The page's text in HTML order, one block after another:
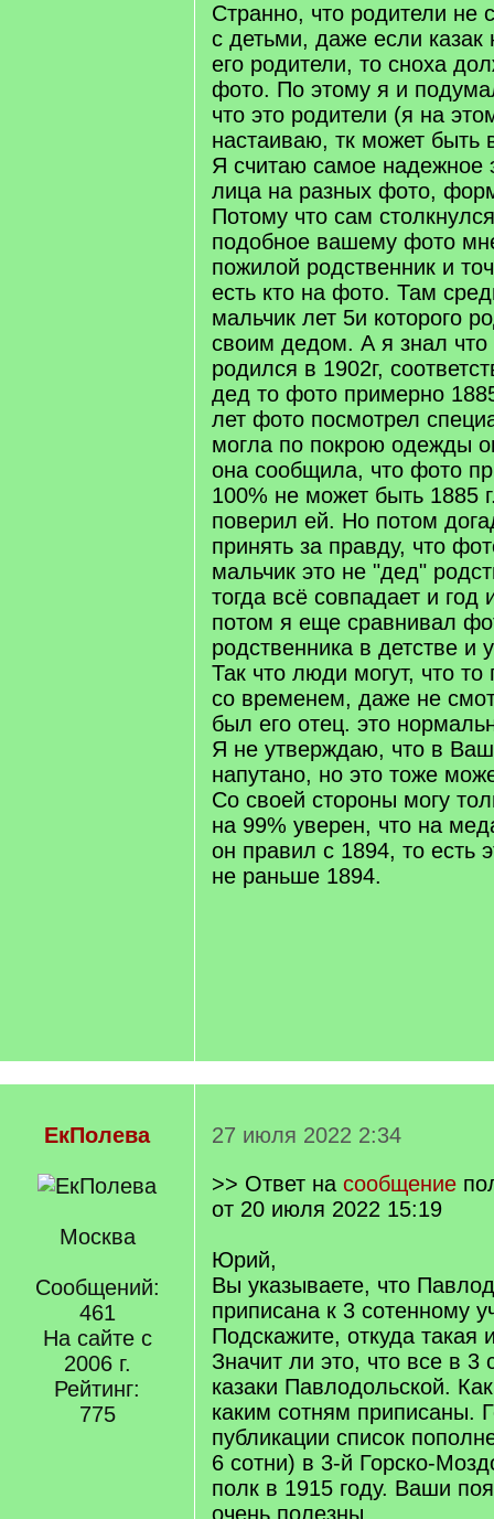
Странно, что родители не
с детьми, даже если казак
его родители, то сноха
фото. По этому я и
что это родители (я на
настаиваю, тк может быть
Я считаю самое надежное
лица на разных фото,
Потому что сам
подобное вашему фото
пожилой родственник и
есть кто на фото. Там
мальчик лет 5и которого
своим дедом. А я знал что
родился в 1902г,
дед то фото примерно
лет фото посмотрел
могла по покрою одежды
она сообщила, что фото
100% не может быть 1885
поверил ей. Но потом
принять за правду, что
мальчик это не "дед"
тогда всё совпадает и
потом я еще сравнивал
родственника в детстве и
Так что люди могут, что то
со временем, даже не
был его отец. это
Я не утверждаю, что в
напутано, но это тоже
Со своей стороны могу
на 99% уверен, что на
он правил с 1894, то есть
не раньше 1894.
ЕкПолева
Москва
Сообщений:
461
На сайте с
2006 г.
Рейтинг:
775
27 июля 2022 2:34
>> Ответ на сообщение
от 20 июля 2022 15:19
Юрий,
Вы указываете, что
приписана к 3 сотенному
Подскажите, откуда такая
Значит ли это, что все в 3
казаки Павлодольской.
каким сотням приписаны.
публикации список
6 сотни) в 3-й Горско-
полк в 1915 году. Ваши
очень полезны